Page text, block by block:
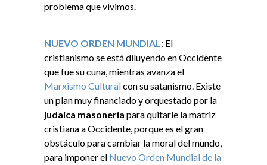
problema que vivimos.
NUEVO ORDEN MUNDIAL: El
cristianismo se está diluyendo en Occidente
que fue su cuna, mientras avanza el
Marxismo Culturalcon su satanismo. Existe
un plan muy financiado y orquestado por la
judaica masonería para quitarle la matriz
cristiana a Occidente, porque es el gran
obstáculo para cambiar la moral del mundo,
para imponer el Nuevo Orden Mundial de la